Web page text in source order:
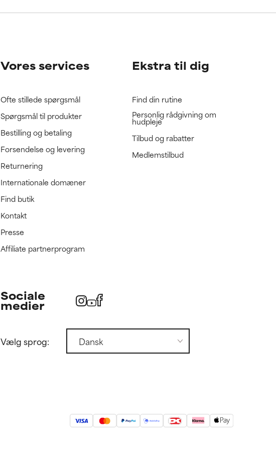
for at gennemgå
for at gennemgå
Vores services
Ofte stillede spørgsmål
Spørgsmål til produkter
Bestilling og betaling
Forsendelse og levering
Returnering
Internationale domæner
Find butik
Kontakt
Presse
Affiliate partnerprogram
Ekstra til dig
Find din rutine
Personlig rådgivning om
hudpleje
Tilbud og rabatter
Medlemstilbud
Sociale
medier
Vælg sprog: